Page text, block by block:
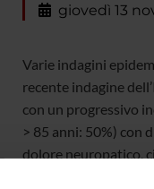
giovedì 13
Varie indagini
recente indagine
con un progressivo
> 85 anni: 50%) con
dolore neuropatico,
impatto